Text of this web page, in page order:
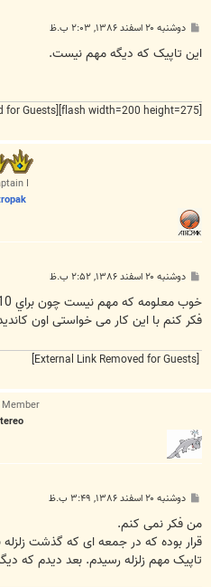
ت
دوشنبه ۲۰ اسفند ۱۳۸۶, ۲:۰۳ ب.ظ
این تاپیک که دیگه مهم نیست.
[flash width=200 height=275]
[External Link Removed for Guests]
I
ت
دوشنبه ۲۰ اسفند ۱۳۸۶, ۲:۵۲ ب.ظ
خوب معلومه که مهم نيست چون براي 10 ماه پيشه...
فکر کنم با این کار می خواستی اون
[External Link Removed for Guests]
ت
دوشنبه ۲۰ اسفند ۱۳۸۶, ۳:۴۹ ب.ظ
من فکر نمی کنم.
قرار بوده که در جمعه ای که گذشت
تاپیک مهم زلزله رسیدم. بعد دیدم که